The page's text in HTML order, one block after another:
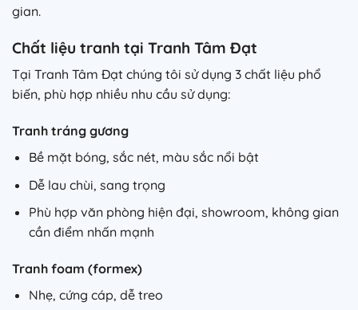
gian.
Chất liệu tranh tại Tranh Tâm Đạt
Tại Tranh Tâm Đạt chúng tôi sử dụng 3 chất liệu phổ
biến, phù hợp nhiều nhu cầu sử dụng:
Tranh tráng gương
Bề mặt bóng, sắc nét, màu sắc nổi bật
Dễ lau chùi, sang trọng
Phù hợp văn phòng hiện đại, showroom, không gian
cần điểm nhấn mạnh
Tranh foam (formex)
Nhẹ, cứng cáp, dễ treo